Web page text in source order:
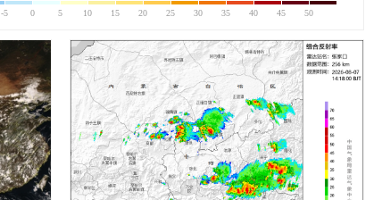
-5 0 5 10 15 20 25 30 35 40 45 50